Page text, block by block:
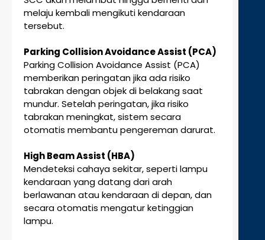
melaju kembali mengikuti kendaraan
tersebut.
Parking Collision Avoidance Assist (PCA)
Parking Collision Avoidance Assist (PCA)
memberikan peringatan jika ada risiko
tabrakan dengan objek di belakang saat
mundur. Setelah peringatan, jika risiko
tabrakan meningkat, sistem secara
otomatis membantu pengereman darurat.
High Beam Assist (HBA)
Mendeteksi cahaya sekitar, seperti lampu
kendaraan yang datang dari arah
berlawanan atau kendaraan di depan, dan
secara otomatis mengatur ketinggian
lampu.